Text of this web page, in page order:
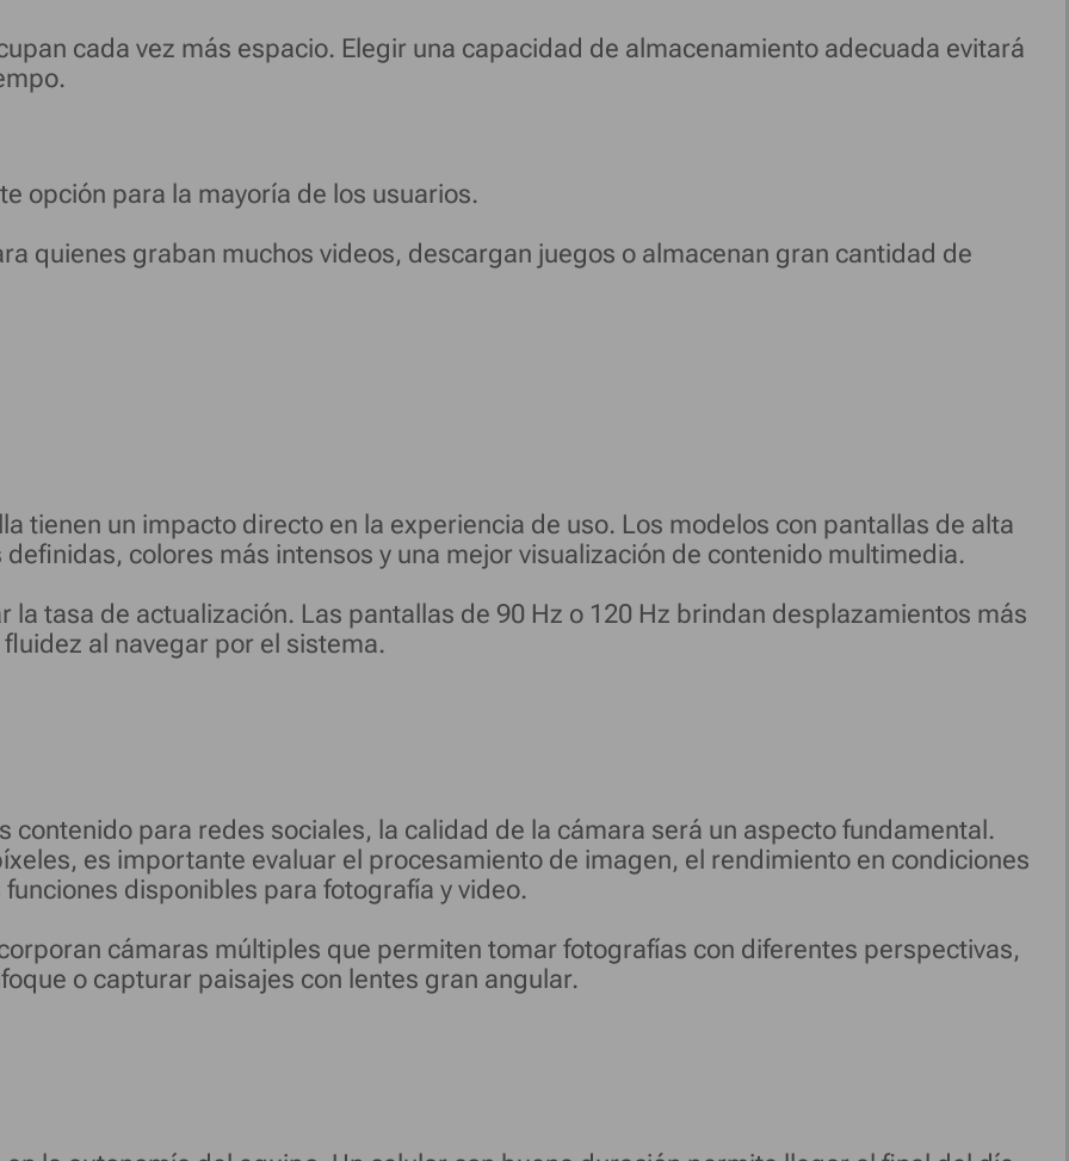
cada vez más espacio. Elegir una capacidad de almacenamiento adecuada evitará
opción para la mayoría de los usuarios.
quienes graban muchos videos, descargan juegos o almacenan gran cantidad de
tienen un impacto directo en la experiencia de uso. Los modelos con pantallas de alta
colores más intensos y una mejor visualización de contenido multimedia.
tasa de actualización. Las pantallas de 90 Hz o 120 Hz brindan desplazamientos más
al navegar por el sistema.
contenido para redes sociales, la calidad de la cámara será un aspecto fundamental.
es importante evaluar el procesamiento de imagen, el rendimiento en condiciones
disponibles para fotografía y video.
cámaras múltiples que permiten tomar fotografías con diferentes perspectivas,
o capturar paisajes con lentes gran angular.